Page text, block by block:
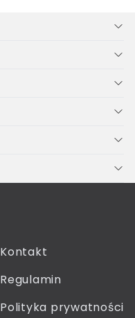
Kontakt
Regulamin
Polityka prywatności